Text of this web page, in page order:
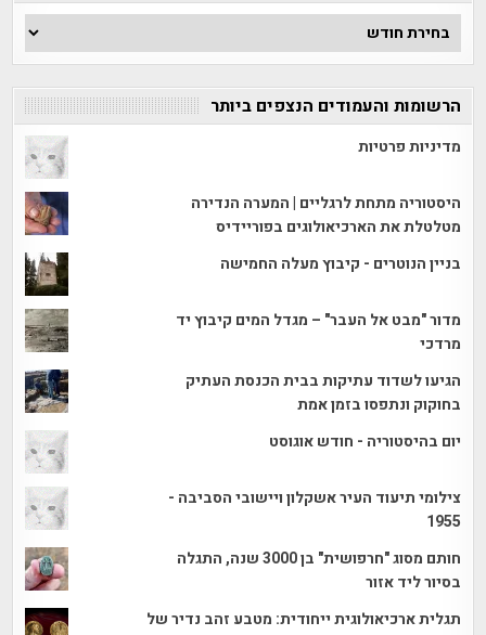
ארכיון
הכתבות
הרשומות והעמודים הנצפים ביותר
מדיניות פרטיות
היסטוריה מתחת לרגליים | המערה הנדירה
מטלטלת את הארכיאולוגים בפוריידיס
בניין הנוטרים - קיבוץ מעלה החמישה
מדור "מבט אל העבר" – מגדל המים קיבוץ יד
מרדכי
הגיעו לשדוד עתיקות בבית הכנסת העתיק
בחוקוק ונתפסו בזמן אמת
יום בהיסטוריה - חודש אוגוסט
צילומי תיעוד העיר אשקלון ויישובי הסביבה -
1955
חותם מסוג "חרפושית" בן 3000 שנה, התגלה
בסיור ליד אזור
תגלית ארכיאולוגית ייחודית: מטבע זהב נדיר של